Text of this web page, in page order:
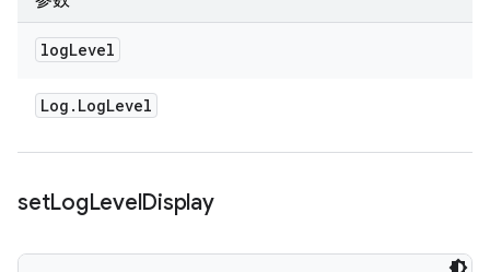
logLevel
Log . LogLevel
setLogLevelDisplay